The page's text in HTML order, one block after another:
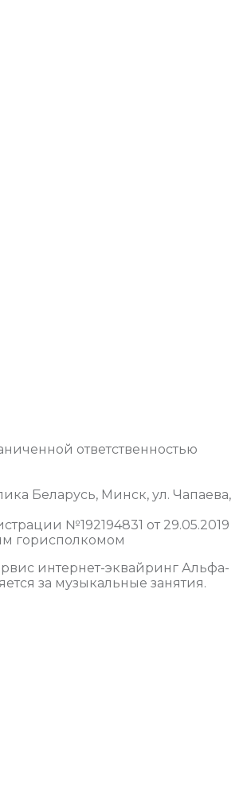
ответственностью
Беларусь, Минск, ул. Чапаева,
№192194831 от 29.05.2019
горисполкомом
интернет-эквайринг Альфа-
за музыкальные занятия.